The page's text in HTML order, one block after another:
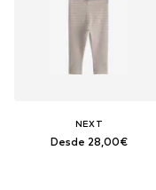
NEXT
Desde 28,00€